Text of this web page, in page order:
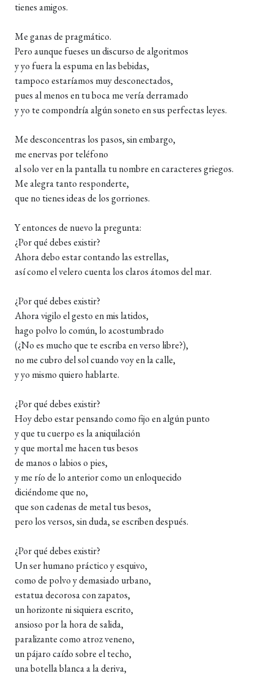
tienes amigos.
Me ganas de pragmático.
Pero aunque fueses un discurso de algoritmos
y yo fuera la espuma en las bebidas,
tampoco estaríamos muy desconectados,
pues al menos en tu boca me vería derramado
y yo te compondría algún soneto en sus perfectas leyes.
Me desconcentras los pasos, sin embargo,
me enervas por teléfono
al solo ver en la pantalla tu nombre en caracteres griegos.
Me alegra tanto responderte,
que no tienes ideas de los gorriones.
Y entonces de nuevo la pregunta:
¿Por qué debes existir?
Ahora debo estar contando las estrellas,
así como el velero cuenta los claros átomos del mar.
¿Por qué debes existir?
Ahora vigilo el gesto en mis latidos,
hago polvo lo común, lo acostumbrado
(¿No es mucho que te escriba en verso libre?),
no me cubro del sol cuando voy en la calle,
y yo mismo quiero hablarte.
¿Por qué debes existir?
Hoy debo estar pensando como fijo en algún punto
y que tu cuerpo es la aniquilación
y que mortal me hacen tus besos
de manos o labios o pies,
y me río de lo anterior como un enloquecido
diciéndome que no,
que son cadenas de metal tus besos,
pero los versos, sin duda, se escriben después.
¿Por qué debes existir?
Un ser humano práctico y esquivo,
como de polvo y demasiado urbano,
estatua decorosa con zapatos,
un horizonte ni siquiera escrito,
ansioso por la hora de salida,
paralizante como atroz veneno,
un pájaro caído sobre el techo,
una botella blanca a la deriva,